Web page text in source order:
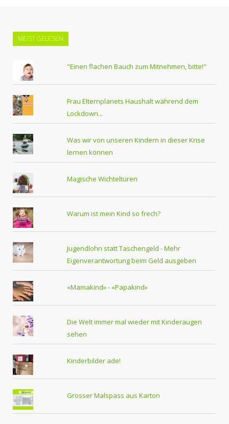
MEIST GELESEN
"Einen flachen Bauch zum Mitnehmen, bitte!"
Frau Elternplanets Haushalt während dem
Lockdown...
Was wir von unseren Kindern in dieser Krise
lernen können
Magische Wichteltüren
Warum ist mein Kind so frech?
Jugendlohn statt Taschengeld - Mehr
Eigenverantwortung beim Geld ausgeben
«Mamakind» - «Papakind»
Die Welt immer mal wieder mit Kinderaugen
sehen
Kinderbilder ade!
Grosser Malspass aus Karton